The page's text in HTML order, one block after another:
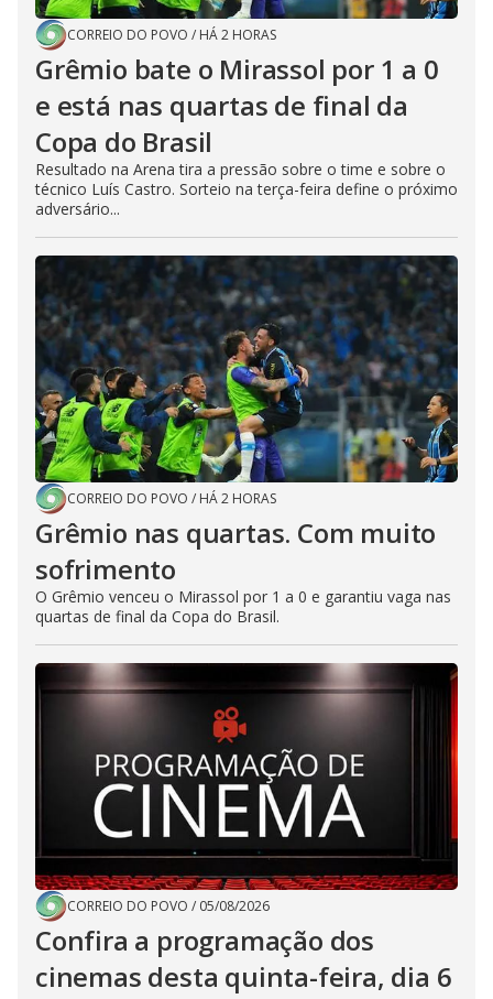
CORREIO DO POVO / HÁ 2 HORAS
Grêmio bate o Mirassol por 1 a 0
e está nas quartas de final da
Copa do Brasil
Resultado na Arena tira a pressão sobre o time e sobre o
técnico Luís Castro. Sorteio na terça-feira define o próximo
adversário...
CORREIO DO POVO / HÁ 2 HORAS
Grêmio nas quartas. Com muito
sofrimento
O Grêmio venceu o Mirassol por 1 a 0 e garantiu vaga nas
quartas de final da Copa do Brasil.
CORREIO DO POVO / 05/08/2026
Confira a programação dos
cinemas desta quinta-feira, dia 6